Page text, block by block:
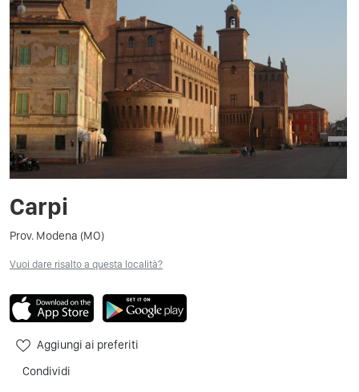
Carpi
Prov. Modena (MO)
Vuoi dare risalto a questa località?
Aggiungi ai preferiti
Condividi